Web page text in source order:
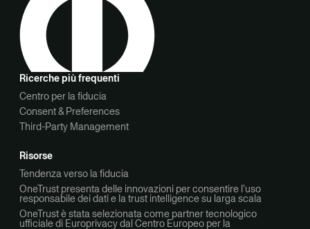
Ricerche più frequenti
Centro per la fiducia
Consent & Preferences
Third-Party Management
Risorse
Tendenza verso la fiducia
OneTrust presenta delle innovazioni per consentire l’uso
responsabile dei dati e la trust intelligence su larga scala
OneTrust è stata selezionata come partner tecnologico
ufficiale di Europrivacy dal Centro Europeo per la